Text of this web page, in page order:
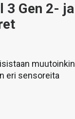
3 Gen 2- ja
muutoinkin
eri sensoreita